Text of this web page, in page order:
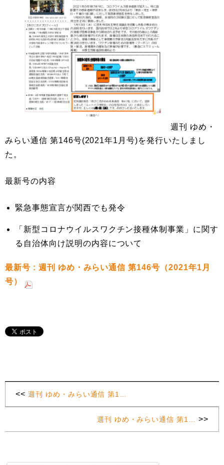
週刊 ゆめ・
みらい通信 第146号(2021年1月号)を発行いたしまし
た。
最新号の内容
緊急事態宣言が関西でも発令
「新型コロナウイルスワクチン接種体制事業」に関す
る自治体向け説明の内容について
最新号 : 週刊 ゆめ・みらい通信 第146号（2021年1月
号）
<< 週刊 ゆめ・みらい通信 第1…
週刊 ゆめ・みらい通信 第1… >>